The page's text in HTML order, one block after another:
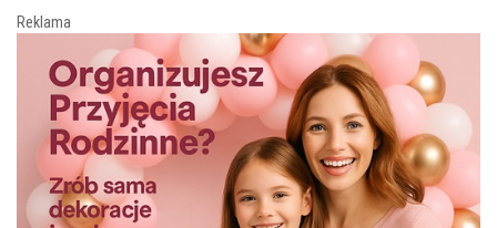
Reklama